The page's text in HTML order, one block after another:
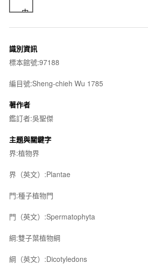
識別資訊
標本館號:97188
編目號:Sheng-chieh Wu 1785
著作者
鑑訂者:吳聖傑
主題與關鍵字
界:植物界
界（英文）:Plantae
門:種子植物門
門（英文）:Spermatophyta
綱:雙子葉植物綱
綱（英文）:Dicotyledons